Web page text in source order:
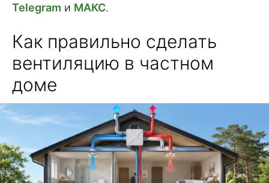
Telegram и МАКС.
Как правильно сделать
вентиляцию в частном
доме